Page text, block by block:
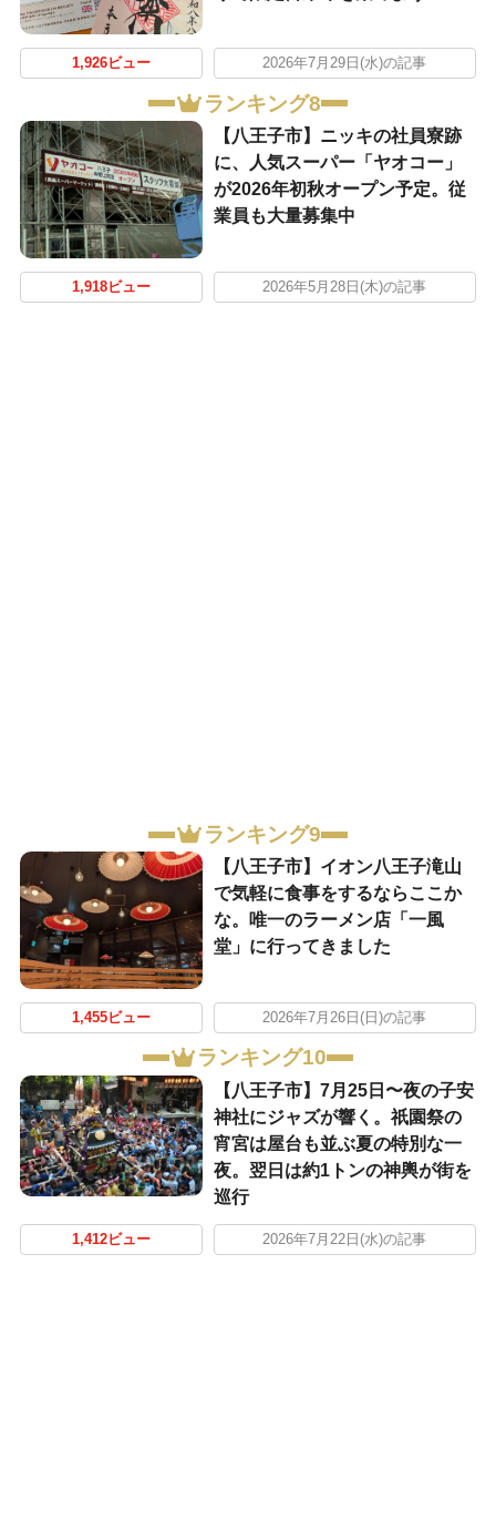
1,926ビュー 2026年7月29日(水)の記事
ランキング8
【八王子市】ニッキの社員寮跡
に、人気スーパー「ヤオコー」
が2026年初秋オープン予定。従
業員も大量募集中
1,918ビュー 2026年5月28日(木)の記事
ランキング9
【八王子市】イオン八王子滝山
で気軽に食事をするならここか
な。唯一のラーメン店「一風
堂」に行ってきました
1,455ビュー 2026年7月26日(日)の記事
ランキング10
【八王子市】7月25日〜夜の子安
神社にジャズが響く。祇園祭の
宵宮は屋台も並ぶ夏の特別な一
夜。翌日は約1トンの神輿が街を
巡行
1,412ビュー 2026年7月22日(水)の記事